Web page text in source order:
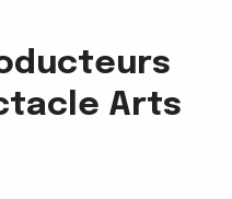
Arts